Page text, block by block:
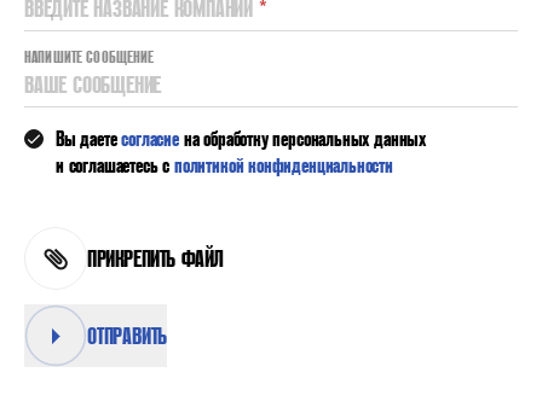
ВВЕДИТЕ НАЗВАНИЕ КОМПАНИИ *
НАПИШИТЕ СООБЩЕНИЕ
ВАШЕ СООБЩЕНИЕ
Вы даетесогласиена обработку персональных данных
и соглашаетесь сполитикой конфиденциальности
ПРИКРЕПИТЬ ФАЙЛ
ОТПРАВИТЬ